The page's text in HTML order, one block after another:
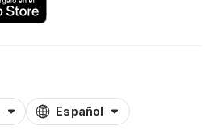
Español